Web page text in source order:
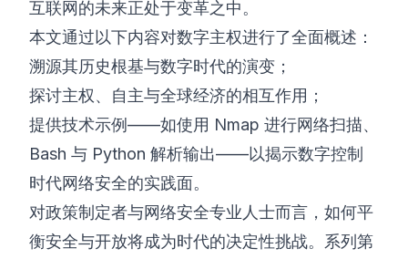
互联网的未来正处于变革之中。
本文通过以下内容对数字主权进行了全面概述：
溯源其历史根基与数字时代的演变；
探讨主权、自主与全球经济的相互作用；
提供技术示例——如使用 Nmap 进行网络扫描、
Bash 与 Python 解析输出——以揭示数字控制
时代网络安全的实践面。
对政策制定者与网络安全专业人士而言，如何平
衡安全与开放将成为时代的决定性挑战。系列第